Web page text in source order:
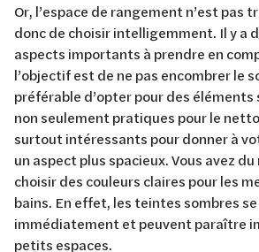
Or, l’espace de rangement n’est pas
donc de choisir intelligemment. Il y a
aspects importants à prendre en
l’objectif est de ne pas encombrer le
préférable d’opter pour des éléments
non seulement pratiques pour le
surtout intéressants pour donner à
un aspect plus spacieux. Vous avez
choisir des couleurs claires pour les
bains. En effet, les teintes sombres
immédiatement et peuvent paraître
petits espaces.